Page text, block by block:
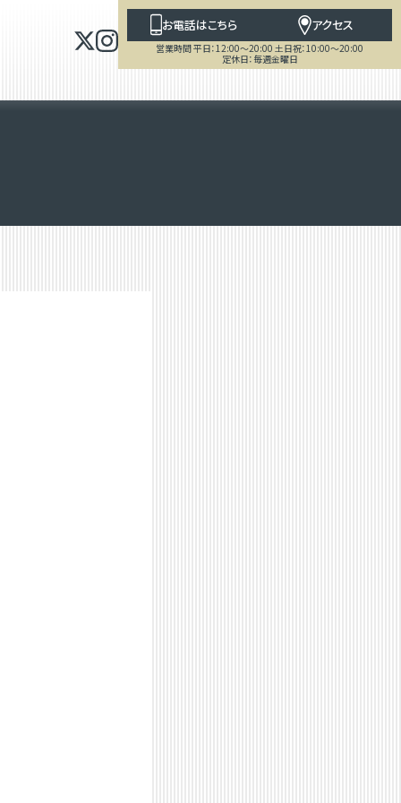
お電話はこちら アクセス
営業時間 平日：12:00～20:00 土日祝：10:00～20:00
定休日：毎週金曜日